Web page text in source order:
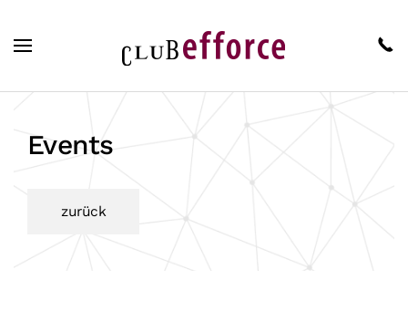
Zum Hauptinhalt springen
Events
zurück